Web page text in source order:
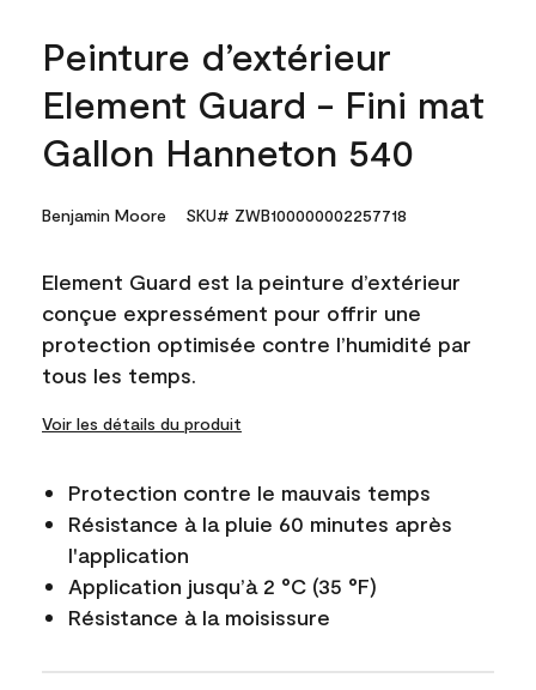
Peinture d’extérieur
Element Guard - Fini mat
Gallon Hanneton 540
Benjamin Moore SKU# ZWB100000002257718
Element Guard est la peinture d’extérieur
conçue expressément pour offrir une
protection optimisée contre l’humidité par
tous les temps.
Voir les détails du produit
Protection contre le mauvais temps
Résistance à la pluie 60 minutes après
l'application
Application jusqu’à 2 °C (35 °F)
Résistance à la moisissure